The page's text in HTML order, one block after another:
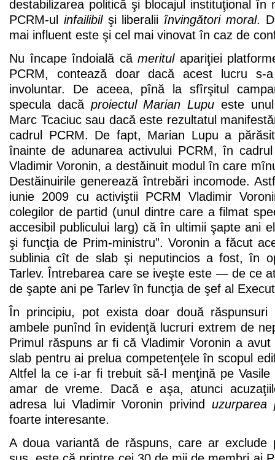
destabilizarea politică şi blocajul instituţional în
PCRM-ul infailibilşi liberaliiînvingători moral.
mai influent este şi cel mai vinovat în caz de
Nu încape îndoială cămeritulapariţiei
PCRM, contează doar dacă acest lucru s-
involuntar. De aceea, pînă la sfîrşitul
specula dacă proiectul Marian Lupu este
Marc Tcaciuc sau dacă este rezultatul
cadrul PCRM. De fapt, Marian Lupu a
înainte de adunarea activului PCRM, în
Vladimir Voronin, a destăinuit modul în care
Destăinuirile generează întrebări incomode.
iunie 2009 cu activiştii PCRM Vladimir
colegilor de partid (unul dintre care a filmat
accesibil publicului larg) că în ultimii şapte ani
şi funcţia de Prim-ministru”. Voronin a făcut
sublinia cît de slab şi neputincios a fost, în
Tarlev. Întrebarea care se iveşte este — de ce
de şapte ani pe Tarlev în funcţia de şef al
În principiu, pot exista doar două răspunsuri
ambele punînd în evidenţă lucruri extrem de
Primul răspuns ar fi că Vladimir Voronin a
slab pentru ai prelua competenţele în scopul
Altfel la ce i-ar fi trebuit să-l menţină pe
amar de vreme. Dacă e aşa, atunci
adresa lui Vladimir Voronin privind uzurparea
foarte interesante.
A doua variantă de răspuns, care ar exclude